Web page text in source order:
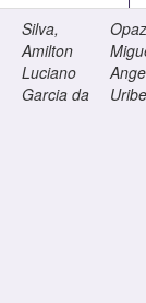
Silva,
Amilton
Luciano
Garcia da
Uribe